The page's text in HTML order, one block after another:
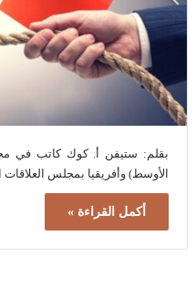
بقلم: ستيفن أ. كوك كاتب في
الأوسط) وأفريقيا بمجلس
أكمل القراءة »